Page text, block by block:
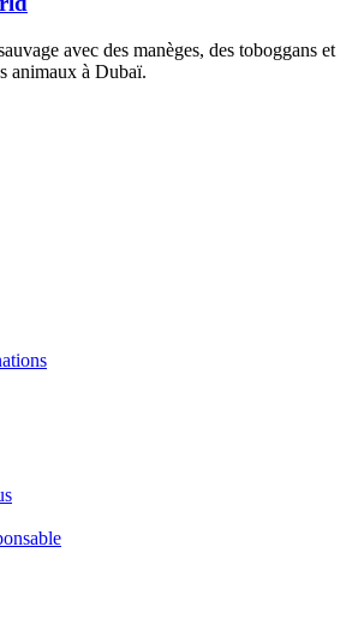
avec des manèges, des toboggans et
animaux à Dubaï.